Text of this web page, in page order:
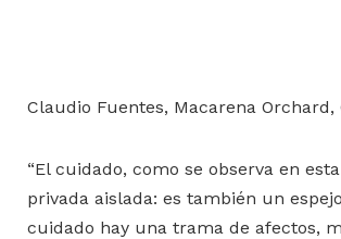
Claudio Fuentes, Macarena Orchard,
“El cuidado, como se observa en
privada aislada: es también un
cuidado hay una trama de afectos,